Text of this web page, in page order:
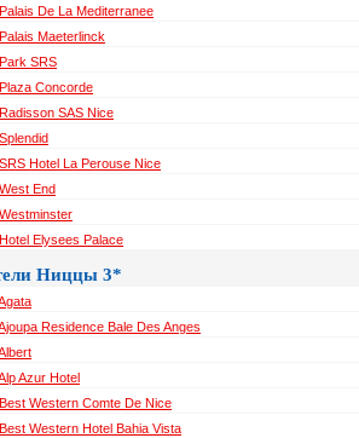
Palais De La Mediterranee
Palais Maeterlinck
Park SRS
Plaza Concorde
Radisson SAS Nice
Splendid
SRS Hotel La Perouse Nice
West End
Westminster
Ноtеl Elysees Palace
Ниццы 3*
Residence Bale Des Anges
Azur Hotel
Best Western Comte De Nice
Best Western Hotel Bahia Vista